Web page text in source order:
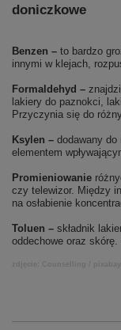
doniczkowe
Benzen – to bardzo
innymi w klejach,
Formaldehyd –
lakiery do paznokci,
Przyczynia się do
Ksylen – dodawany
elementem
Promieniowanie
czy telewizor. Między
na osłabienie
Toluen – składnik
oddechowe oraz